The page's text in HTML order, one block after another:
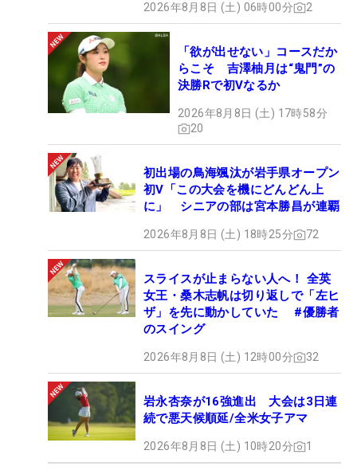
2026年8月8日 (土) 06時00分 2
「欲が出せない」コースだか
らこそ 吉澤柚月は“鬼門”の
決勝Rで初Vなるか
2026年8月8日 (土) 17時58分
20
初出場の鳥海颯汰が岩手県オープン
初V「この大会を機にどんどん上
に」 シニアの部は宮本勝昌が連覇
2026年8月8日 (土) 18時25分 72
スライスが止まらない人へ！ 全英
女王・桑木志帆は切り返しで「左ヒ
ザ」を先に動かしていた #優勝者
のスイング
2026年8月8日 (土) 12時00分 32
岩永杏奈が16強進出 大会は3日連
続で悪天候順延/全米女子アマ
2026年8月8日 (土) 10時20分 1